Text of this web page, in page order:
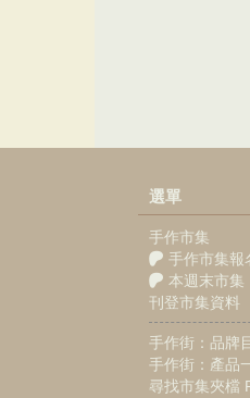
選單
手作市集
手作市集報
本週末市集
刊登市集資料
手作街：品牌
手作街：產品
尋找市集夾檔